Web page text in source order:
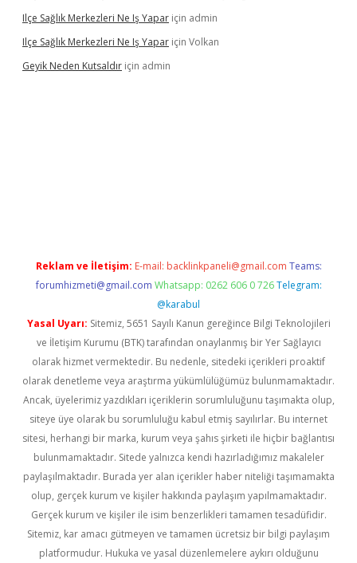
Ilçe Sağlık Merkezleri Ne Iş Yapar için admin
Ilçe Sağlık Merkezleri Ne Iş Yapar için Volkan
Geyik Neden Kutsaldır için admin
Reklam ve İletişim: E-mail: backlinkpaneli@gmail.com Teams:
forumhizmeti@gmail.com Whatsapp: 0262 606 0 726 Telegram:
@karabul
Yasal Uyarı: Sitemiz, 5651 Sayılı Kanun gereğince Bilgi Teknolojileri
ve İletişim Kurumu (BTK) tarafından onaylanmış bir Yer Sağlayıcı
olarak hizmet vermektedir. Bu nedenle, sitedeki içerikleri proaktif
olarak denetleme veya araştırma yükümlülüğümüz bulunmamaktadır.
Ancak, üyelerimiz yazdıkları içeriklerin sorumluluğunu taşımakta olup,
siteye üye olarak bu sorumluluğu kabul etmiş sayılırlar. Bu internet
sitesi, herhangi bir marka, kurum veya şahıs şirketi ile hiçbir bağlantısı
bulunmamaktadır. Sitede yalnızca kendi hazırladığımız makaleler
paylaşılmaktadır. Burada yer alan içerikler haber niteliği taşımamakta
olup, gerçek kurum ve kişiler hakkında paylaşım yapılmamaktadır.
Gerçek kurum ve kişiler ile isim benzerlikleri tamamen tesadüfidir.
Sitemiz, kar amacı gütmeyen ve tamamen ücretsiz bir bilgi paylaşım
platformudur. Hukuka ve yasal düzenlemelere aykırı olduğunu